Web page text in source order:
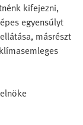
kifejezni,
egyensúlyt
másrészt